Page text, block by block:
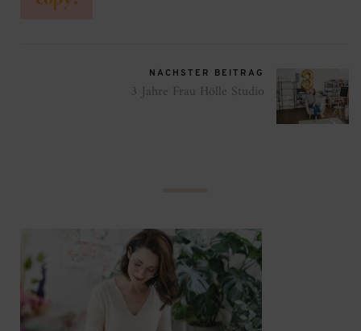
NÄCHSTER BEITRAG
3 Jahre Frau Hölle Studio